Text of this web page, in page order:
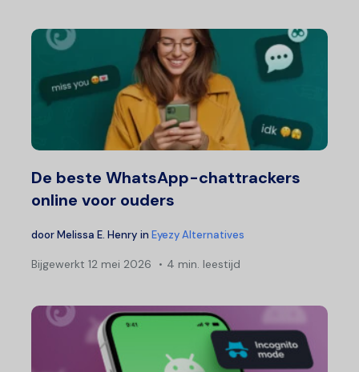
De beste WhatsApp-chattrackers
online voor ouders
doorMelissa E. Henry in Eyezy Alternatives
Bijgewerkt 12 mei 2026 4 min. leestijd